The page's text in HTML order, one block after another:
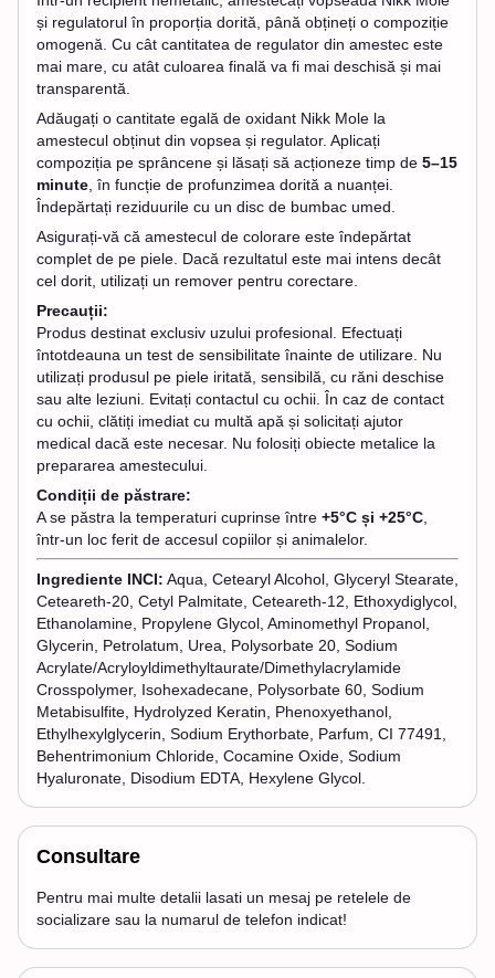
și regulatorul în proporția dorită, până obțineți o compoziție
omogenă. Cu cât cantitatea de regulator din amestec este
mai mare, cu atât culoarea finală va fi mai deschisă și mai
transparentă.
Adăugați o cantitate egală de oxidant Nikk Mole la
amestecul obținut din vopsea și regulator. Aplicați
compoziția pe sprâncene și lăsați să acționeze timp de 5–15
minute , în funcție de profunzimea dorită a nuanței.
Îndepărtați reziduurile cu un disc de bumbac umed.
Asigurați-vă că amestecul de colorare este îndepărtat
complet de pe piele. Dacă rezultatul este mai intens decât
cel dorit, utilizați un remover pentru corectare.
Precauții:
Produs destinat exclusiv uzului profesional. Efectuați
întotdeauna un test de sensibilitate înainte de utilizare. Nu
utilizați produsul pe piele iritată, sensibilă, cu răni deschise
sau alte leziuni. Evitați contactul cu ochii. În caz de contact
cu ochii, clătiți imediat cu multă apă și solicitați ajutor
medical dacă este necesar. Nu folosiți obiecte metalice la
prepararea amestecului.
Condiții de păstrare:
A se păstra la temperaturi cuprinse între +5°C și +25°C
într-un loc ferit de accesul copiilor și animalelor.
Ingrediente INCI: Aqua, Cetearyl Alcohol, Glyceryl Stearate,
Ceteareth-20, Cetyl Palmitate, Ceteareth-12, Ethoxydiglycol,
Ethanolamine, Propylene Glycol, Aminomethyl Propanol,
Glycerin, Petrolatum, Urea, Polysorbate 20, Sodium
Acrylate/Acryloyldimethyltaurate/Dimethylacrylamide
Crosspolymer, Isohexadecane, Polysorbate 60, Sodium
Metabisulfite, Hydrolyzed Keratin, Phenoxyethanol,
Ethylhexylglycerin, Sodium Erythorbate, Parfum, CI 77491,
Behentrimonium Chloride, Cocamine Oxide, Sodium
Hyaluronate, Disodium EDTA, Hexylene Glycol.
Consultare
Pentru mai multe detalii lasati un mesaj pe retelele de
socializare sau la numarul de telefon indicat!